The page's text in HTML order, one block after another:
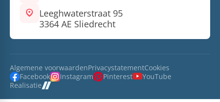
location_on Leeghwaterstraat 95
3364 AE Sliedrecht
Algemene voorwaardenPrivacystatementCookies
Facebook
Instagram Pinterest
YouTube
Realisatie